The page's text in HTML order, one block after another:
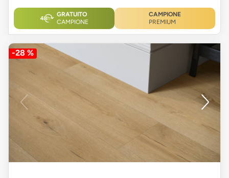
GRATUITO
CAMPIONE
CAMPIONE
PREMIUM
-28 %